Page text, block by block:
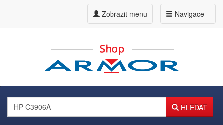
Navigace
Zobrazit menu
HLEDAT